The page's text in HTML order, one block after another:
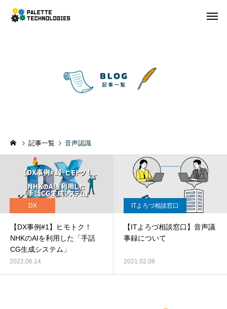
記事一覧 音声認識
DX
【DX事例#1】ヒモトク！
NHKのAIを利用した「手話
CG生成システム」
2022.06.14
ITよろづ相談窓口
【ITよろづ相談窓口】音声議
事録について
2021.02.08